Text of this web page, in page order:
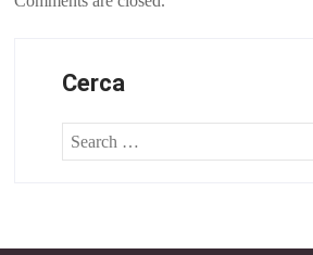
Cerca